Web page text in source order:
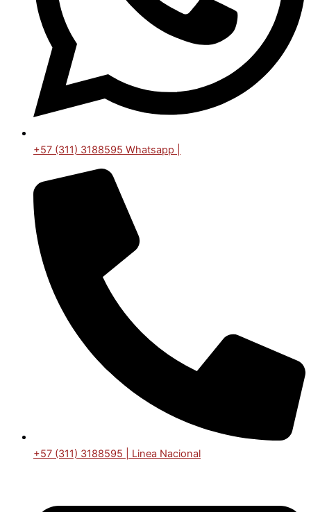
+57 (311) 3188595 Whatsapp |
+57 (311) 3188595 | Linea Nacional